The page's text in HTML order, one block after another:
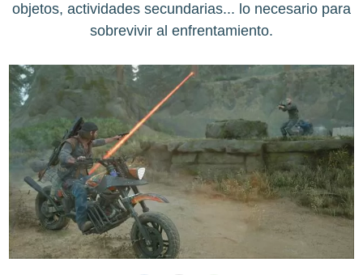
objetos, actividades secundarias... lo necesario para
sobrevivir al enfrentamiento.